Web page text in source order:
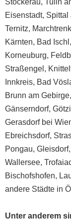
Eisenstadt, Spittal
Ternitz, Marchtrenk
Kärnten, Bad
Korneuburg,
Straßengel,
Innkreis, Bad
Brunn am
Gänserndorf,
Gerasdorf bei
Ebreichsdorf,
Pongau,
Wallersee,
Bischofshofen,
andere Städte in
Unter anderem